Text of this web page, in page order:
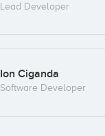
Lead Developer
Ion Ciganda
Software Developer